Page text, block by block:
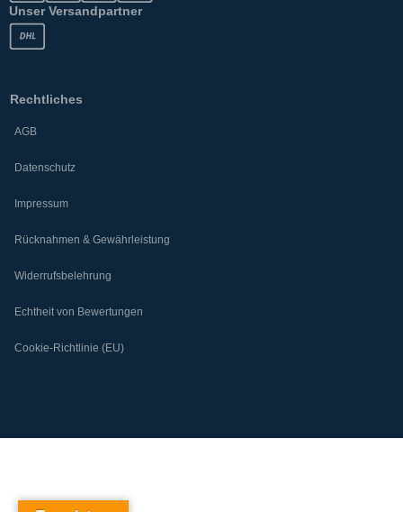
Unser Versandpartner
Rechtliches
AGB
Datenschutz
Impressum
Rücknahmen & Gewährleistung
Widerrufsbelehrung
Echtheit von Bewertungen
Cookie-Richtlinie (EU)